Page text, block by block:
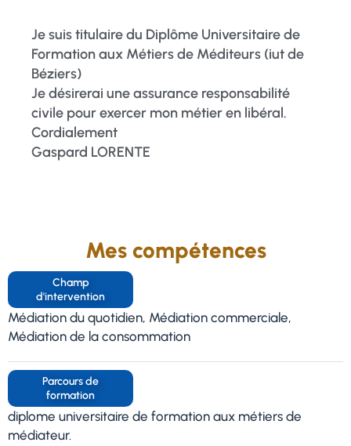
Je suis titulaire du Diplôme Universitaire de
Formation aux Métiers de Méditeurs (iut de
Béziers)
Je désirerai une assurance responsabilité
civile pour exercer mon métier en libéral.
Cordialement
Gaspard LORENTE
Mes compétences
Champ
d'intervention
Médiation du quotidien, Médiation commerciale,
Médiation de la consommation
Parcours de
formation
diplome universitaire de formation aux métiers de
médiateur.